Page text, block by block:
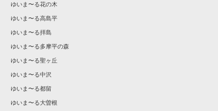
ゆいま〜る花の木
ゆいま〜る高島平
ゆいま〜る拝島
ゆいま〜る多摩平の森
ゆいま〜る聖ヶ丘
ゆいま〜る中沢
ゆいま〜る都留
ゆいま〜る大曽根